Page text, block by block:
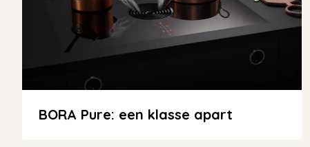
BORA Pure: een klasse apart